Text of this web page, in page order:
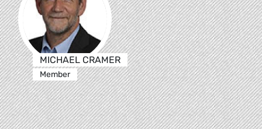
MICHAEL CRAMER
Member